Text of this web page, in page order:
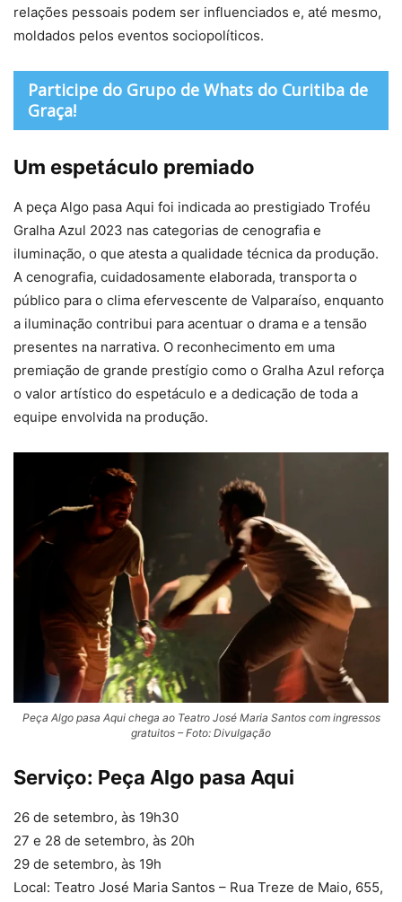
relações pessoais podem ser influenciados e, até mesmo,
moldados pelos eventos sociopolíticos.
Participe do Grupo de Whats do Curitiba de
Graça!
Um espetáculo premiado
A peça Algo pasa Aqui foi indicada ao prestigiado Troféu
Gralha Azul 2023 nas categorias de cenografia e
iluminação, o que atesta a qualidade técnica da produção.
A cenografia, cuidadosamente elaborada, transporta o
público para o clima efervescente de Valparaíso, enquanto
a iluminação contribui para acentuar o drama e a tensão
presentes na narrativa. O reconhecimento em uma
premiação de grande prestígio como o Gralha Azul reforça
o valor artístico do espetáculo e a dedicação de toda a
equipe envolvida na produção.
Peça Algo pasa Aqui chega ao Teatro José Maria Santos com ingressos
gratuitos – Foto: Divulgação
Serviço: Peça Algo pasa Aqui
26 de setembro, às 19h30
27 e 28 de setembro, às 20h
29 de setembro, às 19h
Local: Teatro José Maria Santos – Rua Treze de Maio, 655,